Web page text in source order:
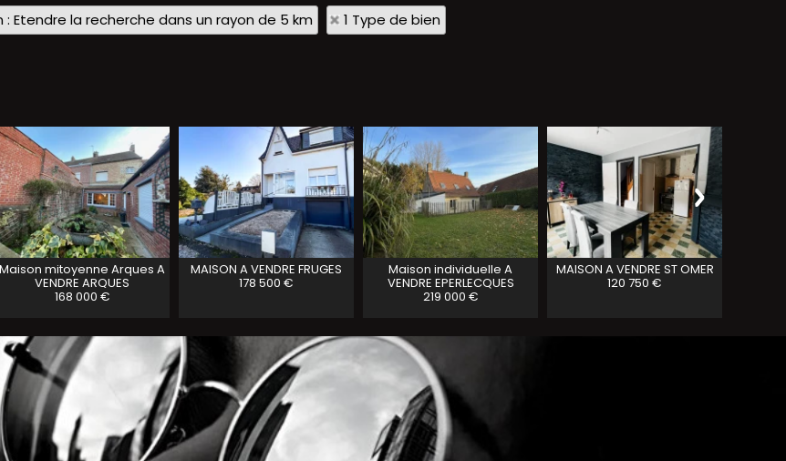
: Etendre la recherche dans un rayon de 5 km
1 Type de bien
Maison mitoyenne Arques A
VENDRE ARQUES
168 000 €
MAISON A VENDRE FRUGES
178 500 €
Maison individuelle A
VENDRE EPERLECQUES
219 000 €
MAISON A VENDRE ST OMER
120 750 €